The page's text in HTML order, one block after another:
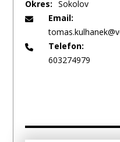
Okres:
Sokolov
Email:
Telefon:
603274979